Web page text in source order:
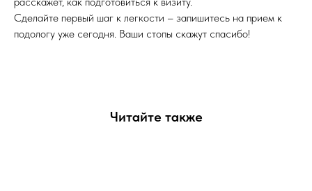
Сделайте первый шаг к легкости – запишитесь на прием к
подологу уже сегодня. Ваши стопы скажут спасибо!
Читайте также